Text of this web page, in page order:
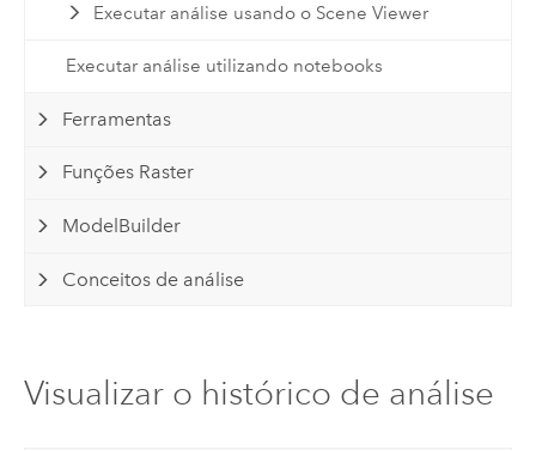
Executar análise usando o Scene Viewer
Executar análise utilizando notebooks
Ferramentas
Funções Raster
ModelBuilder
Conceitos de análise
Visualizar o histórico de análise